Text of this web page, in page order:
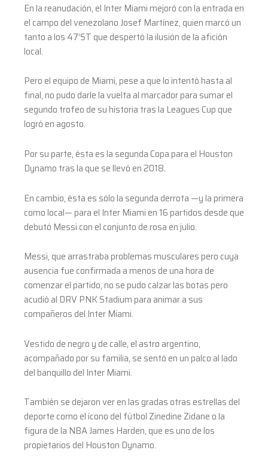
En la reanudación, el Inter Miami mejoró con la entrada en
el campo del venezolano Josef Martínez, quien marcó un
tanto a los 47’ST que despertó la ilusión de la afición
local.
Pero el equipo de Miami, pese a que lo intentó hasta al
final, no pudo darle la vuelta al marcador para sumar el
segundo trofeo de su historia tras la Leagues Cup que
logró en agosto.
Por su parte, ésta es la segunda Copa para el Houston
Dynamo tras la que se llevó en 2018.
En cambio, ésta es sólo la segunda derrota —y la primera
como local— para el Inter Miami en 16 partidos desde que
debutó Messi con el conjunto de rosa en julio.
Messi, que arrastraba problemas musculares pero cuya
ausencia fue confirmada a menos de una hora de
comenzar el partido, no se pudo calzar las botas pero
acudió al DRV PNK Stadium para animar a sus
compañeros del Inter Miami.
Vestido de negro y de calle, el astro argentino,
acompañado por su familia, se sentó en un palco al lado
del banquillo del Inter Miami.
También se dejaron ver en las gradas otras estrellas del
deporte como el ícono del fútbol Zinedine Zidane o la
figura de la NBA James Harden, que es uno de los
propietarios del Houston Dynamo.